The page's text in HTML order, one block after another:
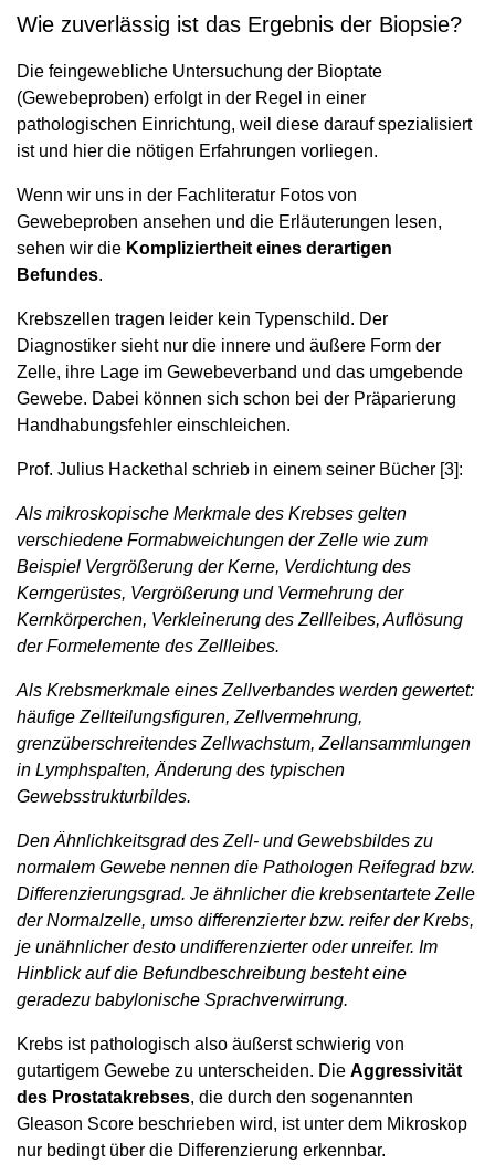
Wie zuverlässig ist das Ergebnis der Biopsie?
Die feingewebliche Untersuchung der Bioptate
(Gewebeproben) erfolgt in der Regel in einer
pathologischen Einrichtung, weil diese darauf spezialisiert
ist und hier die nötigen Erfahrungen vorliegen.
Wenn wir uns in der Fachliteratur Fotos von
Gewebeproben ansehen und die Erläuterungen lesen,
sehen wir die Kompliziertheit eines derartigen
Befundes.
Krebszellen tragen leider kein Typenschild. Der
Diagnostiker sieht nur die innere und äußere Form der
Zelle, ihre Lage im Gewebeverband und das umgebende
Gewebe. Dabei können sich schon bei der Präparierung
Handhabungsfehler einschleichen.
Prof. Julius Hackethal schrieb in einem seiner Bücher [3]:
Als mikroskopische Merkmale des Krebses gelten
verschiedene Formabweichungen der Zelle wie zum
Beispiel Vergrößerung der Kerne, Verdichtung des
Kerngerüstes, Vergrößerung und Vermehrung der
Kernkörperchen, Verkleinerung des Zellleibes, Auflösung
der Formelemente des Zellleibes.
Als Krebsmerkmale eines Zellverbandes werden gewertet:
häufige Zellteilungsfiguren, Zellvermehrung,
grenzüberschreitendes Zellwachstum, Zellansammlungen
in Lymphspalten, Änderung des typischen
Gewebsstrukturbildes.
Den Ähnlichkeitsgrad des Zell- und Gewebsbildes zu
normalem Gewebe nennen die Pathologen Reifegrad bzw.
Differenzierungsgrad. Je ähnlicher die krebsentartete Zelle
der Normalzelle, umso differenzierter bzw. reifer der Krebs,
je unähnlicher desto undifferenzierter oder unreifer. Im
Hinblick auf die Befundbeschreibung besteht eine
geradezu babylonische Sprachverwirrung.
Krebs ist pathologisch also äußerst schwierig von
gutartigem Gewebe zu unterscheiden. Die Aggressivität
des Prostatakrebses, die durch den sogenannten
Gleason Score beschrieben wird, ist unter dem Mikroskop
nur bedingt über die Differenzierung erkennbar.